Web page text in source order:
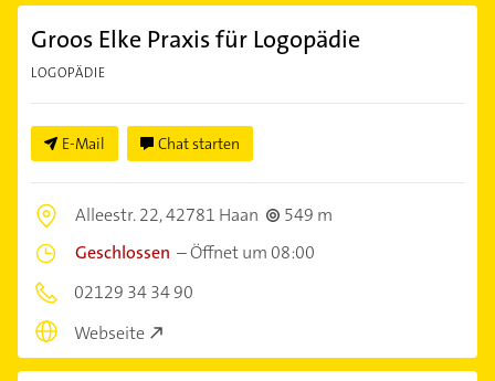
Groos Elke Praxis für Logopädie
LOGOPÄDIE
E-Mail Chat starten
Alleestr. 22,42781 Haan
549 m
Geschlossen –Öffnet um 08:00
02129 34 34 90
Webseite